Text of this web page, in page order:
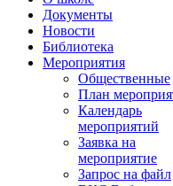
Документы
Новости
Библиотека
Мероприятия
Общественные
План
Календарь
мероприятий
Заявка на
мероприятие
Запрос на файл